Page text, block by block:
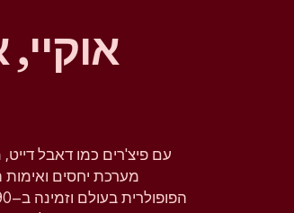
עם פיצ'רים כמו דאבל
מערכת יחסים ואימות